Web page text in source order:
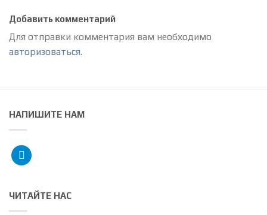
Добавить комментарий
Для отправки комментария вам необходимо
авторизоваться.
НАПИШИТЕ НАМ
telegram
ЧИТАЙТЕ НАС